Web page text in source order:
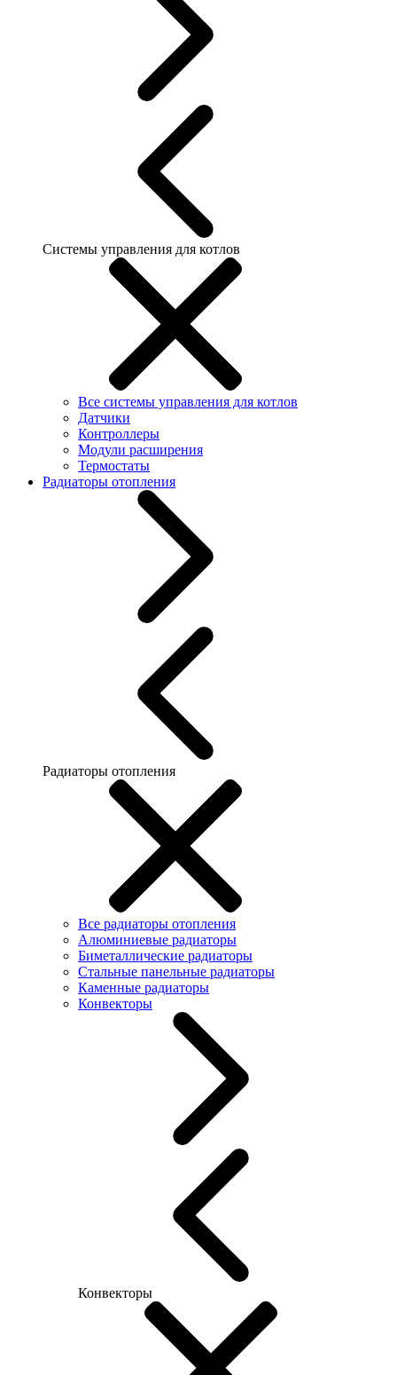
Системы управления для котлов
Все системы управления для котлов
Датчики
Контроллеры
Модули расширения
Термостаты
Радиаторы отопления
Радиаторы отопления
Все радиаторы отопления
Алюминиевые радиаторы
Биметаллические радиаторы
Стальные панельные радиаторы
Каменные радиаторы
Конвекторы
Конвекторы